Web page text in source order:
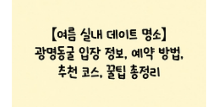
스로도, 1박 2일 여행으로도 훌륭한 여행지로 손꼽히고 있습니다.그럼
지금부터 해담마을 수륙양용차 체험과 캠핑장 정보, 요금 및 꿀팁까지 모